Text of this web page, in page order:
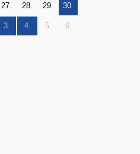
27. 28. 29. 30.
3. 4. 5. 6.